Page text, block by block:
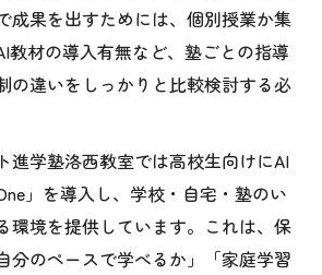
成果を出すためには、個別授業か集
教材の導入有無など、塾ごとの指導
の違いをしっかりと比較検討する必
進学塾洛西教室では高校生向けにAI
」を導入し、学校・自宅・塾のい
環境を提供しています。これは、保
分のペースで学べるか」「家庭学習